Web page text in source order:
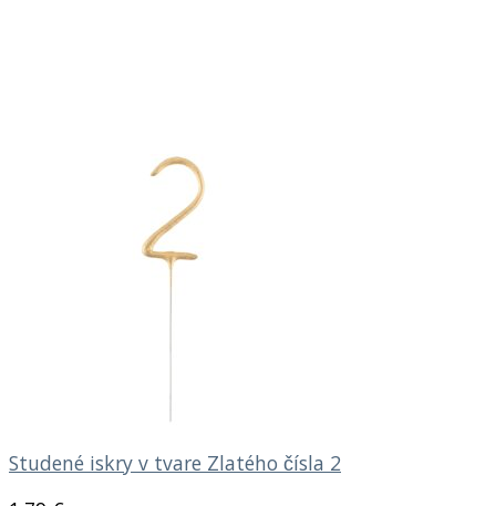
Studené iskry v tvare Zlatého čísla 2